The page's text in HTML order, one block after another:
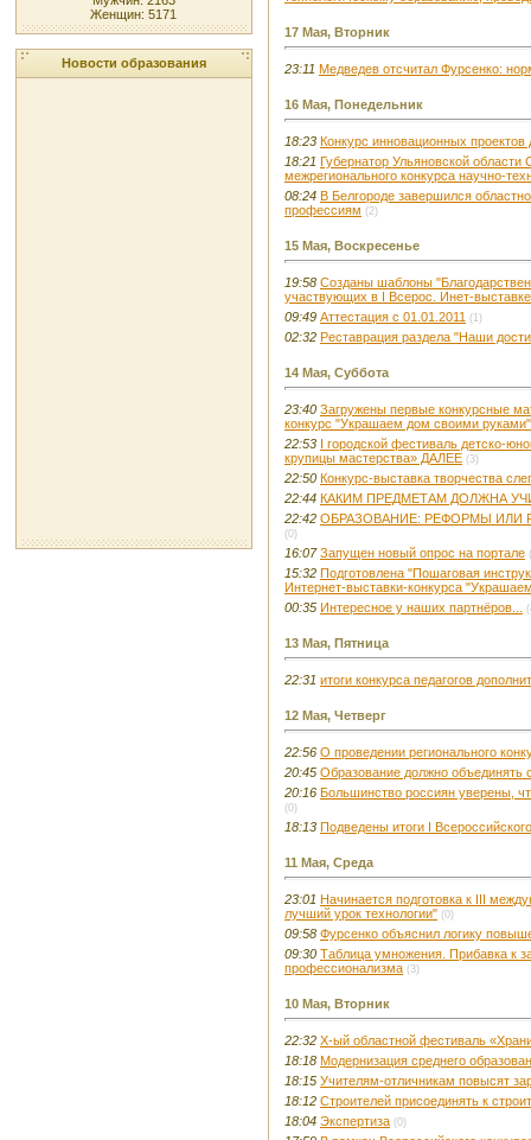
Женщин: 5171
Новости образования
17 Мая, Вторник
23:11 Медведев отсчитал Фурсенко:
16 Мая, Понедельник
18:23 Конкурс инновационных
18:21 Губернатор Ульяновской
межрегионального конкурса научно-
08:24 В Белгороде завершился
профессиям (2)
15 Мая, Воскресенье
19:58 Созданы шаблоны
участвующих в I Всерос. Инет-
09:49 Аттестация с 01.01.2011 (1)
02:32 Реставрация раздела "Наши
14 Мая, Суббота
23:40 Загружены первые конкурсные
конкурс "Украшаем дом своими руками"
22:53
I городской фестиваль детско-
крупицы мастерства» ДАЛЕЕ (3)
22:50 Конкурс-выставка творчества
22:44 КАКИМ ПРЕДМЕТАМ ДОЛЖНА
22:42 ОБРАЗОВАНИЕ: РЕФОРМЫ ИЛИ
(0)
16:07 Запущен новый опрос на портале
15:32 Подготовлена "Пошаговая
Интернет-выставки-конкурса
00:35 Интересное у наших партнёров...
13 Мая, Пятница
22:31 итоги конкурса педагогов
12 Мая, Четверг
22:56 О проведении регионального
20:45 Образование должно объединять
20:16 Большинство россиян уверены,
(0)
18:13 Подведены итоги I
11 Мая, Среда
23:01 Начинается подготовка к III
лучший урок технологии" (0)
09:58 Фурсенко объяснил логику
09:30 Таблица умножения. Прибавка к
профессионализма (3)
10 Мая, Вторник
22:32 Х-ый областной фестиваль
18:18 Модернизация среднего
18:15 Учителям-отличникам повысят
18:12 Строителей присоединять к
18:04 Экспертиза (0)